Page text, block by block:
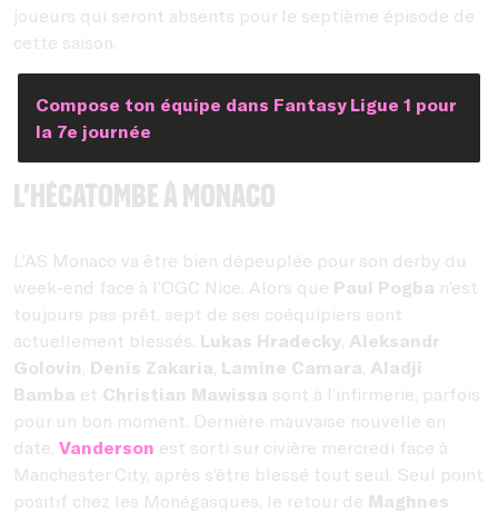
joueurs qui seront absents pour le septième épisode de
cette saison.
Compose ton équipe dans Fantasy Ligue 1 pour
la 7e journée
L’hécatombe à Monaco
L’AS Monaco va être bien dépeuplée pour son derby du
week-end face à l’OGC Nice. Alors que Paul Pogba n’est
toujours pas prêt, sept de ses coéquipiers sont
actuellement blessés. Lukas Hradecky, Aleksandr
Golovin, Denis Zakaria, Lamine Camara, Aladji
Bamba et Christian Mawissa sont à l’infirmerie, parfois
pour un bon moment. Dernière mauvaise nouvelle en
date, Vanderson est sorti sur civière mercredi face à
Manchester City, après s’être blessé tout seul. Seul point
positif chez les Monégasques, le retour de Maghnes